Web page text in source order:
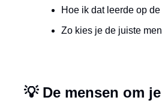
Hoe ik dat leerde op
Zo kies je de juiste
💡 De mensen om